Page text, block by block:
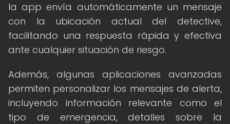
la app envía automáticamente un mensaje
con la ubicación actual del detective,
facilitando una respuesta rápida y efectiva
ante cualquier situación de riesgo.
Además, algunas aplicaciones avanzadas
permiten personalizar los mensajes de alerta,
incluyendo información relevante como el
tipo de emergencia, detalles sobre la